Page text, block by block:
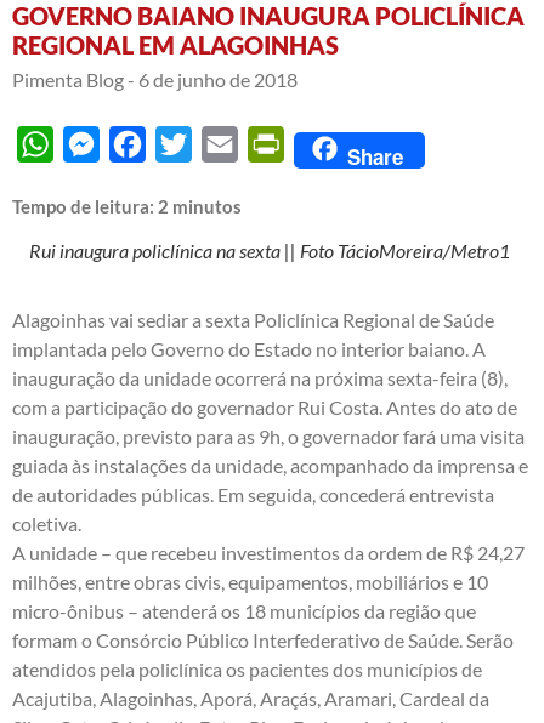
GOVERNO BAIANO INAUGURA POLICLÍNICA
REGIONAL EM ALAGOINHAS
Pimenta Blog - 6 de junho de 2018
WhatsAppMessengerFacebook
Twitter Email PrintFriendly
Share
Tempo de leitura: 2 minutos
Rui inaugura policlínica na sexta || Foto TácioMoreira/Metro1
Alagoinhas vai sediar a sexta Policlínica Regional de Saúde
implantada pelo Governo do Estado no interior baiano. A
inauguração da unidade ocorrerá na próxima sexta-feira (8),
com a participação do governador Rui Costa. Antes do ato de
inauguração, previsto para as 9h, o governador fará uma visita
guiada às instalações da unidade, acompanhado da imprensa e
de autoridades públicas. Em seguida, concederá entrevista
coletiva.
A unidade – que recebeu investimentos da ordem de R$ 24,27
milhões, entre obras civis, equipamentos, mobiliários e 10
micro-ônibus – atenderá os 18 municípios da região que
formam o Consórcio Público Interfederativo de Saúde. Serão
atendidos pela policlínica os pacientes dos municípios de
Acajutiba, Alagoinhas, Aporá, Araçás, Aramari, Cardeal da